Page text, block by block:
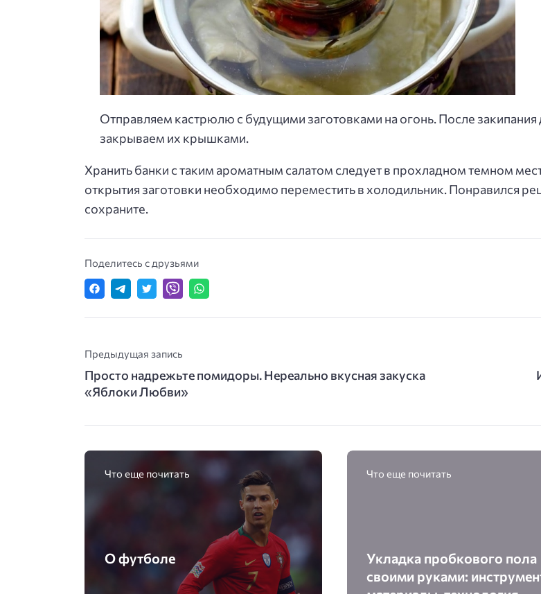
Отправляем кастрюлю с будущими заготовками на огонь. После
закрываем их крышками.
Хранить банки с таким ароматным салатом следует в прохладном темном
открытия заготовки необходимо переместить в холодильник. Понравился
сохраните.
Поделитесь с друзьями
Предыдущая запись
Просто надрежьте помидоры. Нереально вкусная закуска
«Яблоки Любви»
Что еще почитать
О футболе
Что еще почитать
Укладка пробкового пола
своими руками: